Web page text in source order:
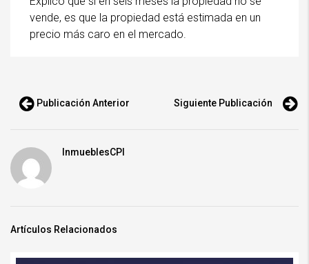
vende, es que la propiedad está estimada en un
precio más caro en el mercado.
Publicación Anterior Siguiente Publicación
InmueblesCPI
Artículos Relacionados